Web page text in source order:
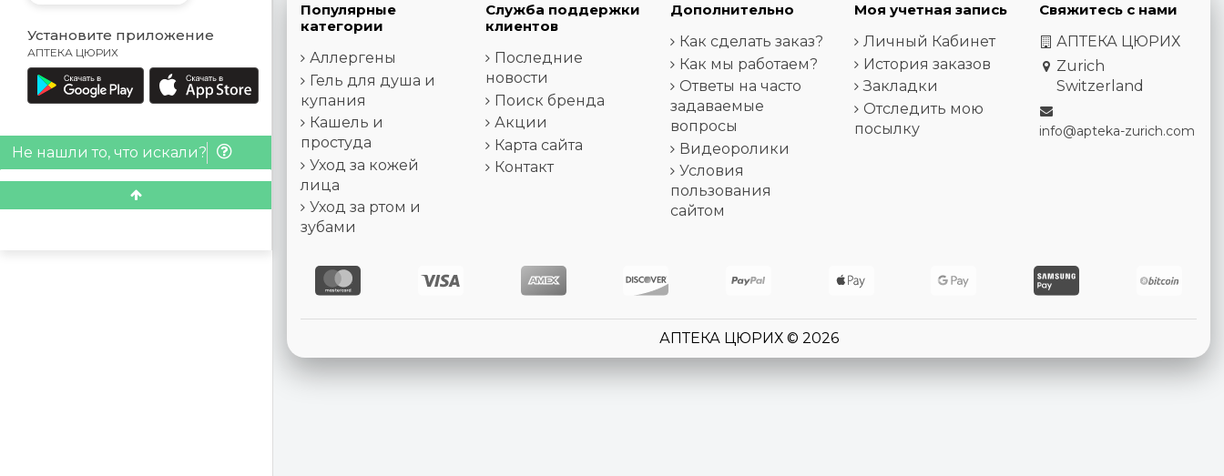
Установите приложение
АПТЕКА ЦЮРИХ
Не нашли то, что искали?
Популярные
категории
Аллергены
Гель для душа и
купания
Кашель и
простуда
Уход за кожей
лица
Уход за ртом и
зубами
Служба поддержки
клиентов
Последние
новости
Поиск бренда
Акции
Карта сайта
Контакт
Дополнительно
Как сделать заказ?
Как мы работаем?
Ответы на часто
задаваемые
вопросы
Видеоролики
Условия
пользования
сайтом
Моя учетная запись
Личный Кабинет
История заказов
Закладки
Отследить мою
посылку
Свяжитесь с нами
АПТЕКА ЦЮРИХ
Zurich
Switzerland
info@apteka-zurich.com
АПТЕКА ЦЮРИХ © 2026